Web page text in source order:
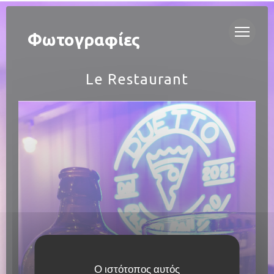
Πίνακας διαχείρισης "Μπισκότων" (Cookies)
Ο ιστότοπος αυτός
DUETTO
Φωτογραφίες
Le Restaurant